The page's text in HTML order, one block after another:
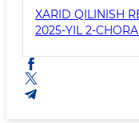
XARID QILINISH
2025-YIL 2-